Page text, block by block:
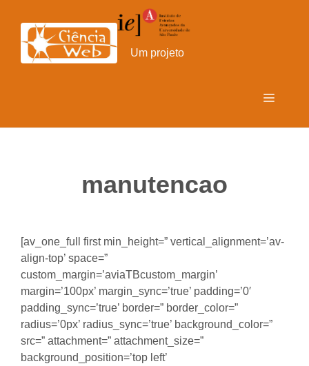
para
conteúdo
Um projeto
Menu
manutencao
[av_one_full first min_height=” vertical_alignment=’av-
align-top’ space=”
custom_margin=’aviaTBcustom_margin’
margin=’100px’ margin_sync=’true’ padding=’0′
padding_sync=’true’ border=” border_color=”
radius=’0px’ radius_sync=’true’ background_color=”
src=” attachment=” attachment_size=”
background_position=’top left’